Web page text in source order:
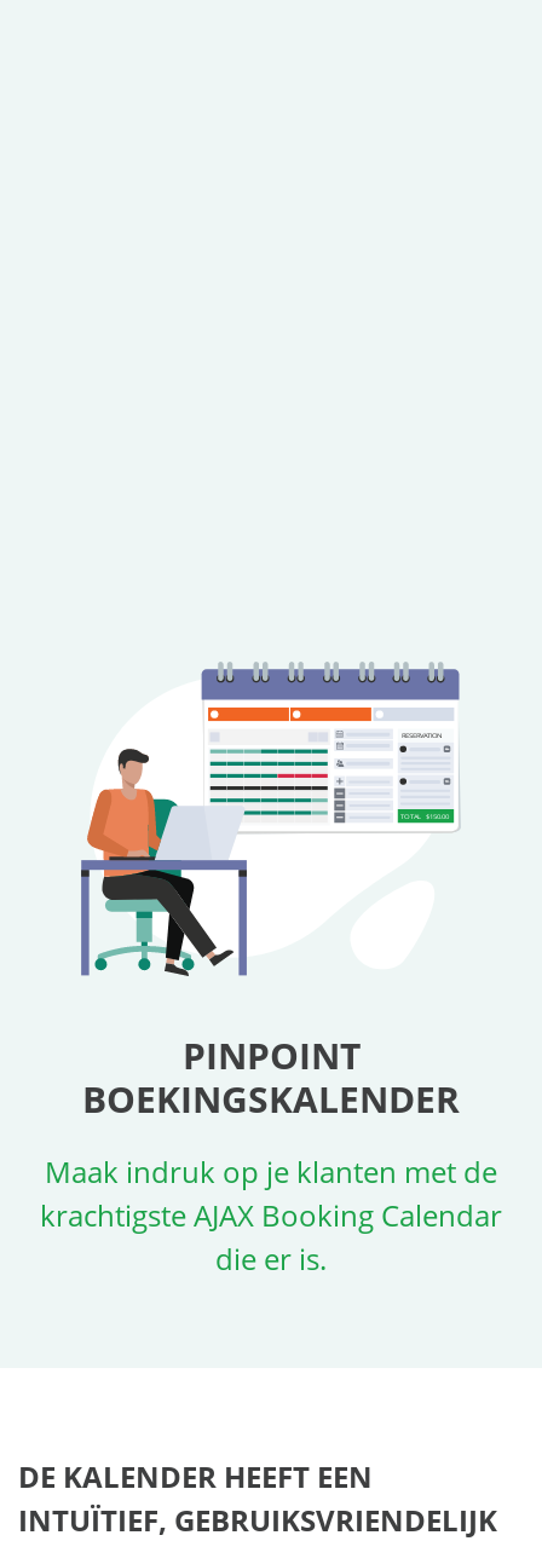
RESERVATION
TOTAL $150.00
PINPOINT
BOEKINGSKALENDER
Maak indruk op je klanten met de
krachtigste AJAX Booking Calendar
die er is.
DE KALENDER HEEFT EEN
INTUÏTIEF, GEBRUIKSVRIENDELIJK